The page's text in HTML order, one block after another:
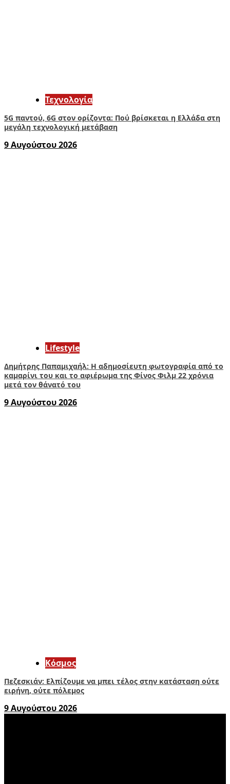
Τεχνολογία
5G παντού, 6G στον ορίζοντα: Πού βρίσκεται η Ελλάδα στη
μεγάλη τεχνολογική μετάβαση
9 Αυγούστου 2026
Lifestyle
Δημήτρης Παπαμιχαήλ: Η αδημοσίευτη φωτογραφία από το
καμαρίνι του και το αφιέρωμα της Φίνος Φιλμ 22 χρόνια
μετά τον θάνατό του
9 Αυγούστου 2026
Κόσμος
Πεζεσκιάν: Ελπίζουμε να μπει τέλος στην κατάσταση ούτε
ειρήνη, ούτε πόλεμος
9 Αυγούστου 2026